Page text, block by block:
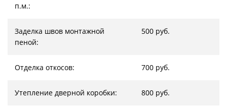
п.м.:
Заделка швов монтажной
пеной:
500 руб.
Отделка откосов: 700 руб.
Утепление дверной коробки: 800 руб.